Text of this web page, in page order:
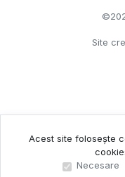
©
Site
Acest site folosește
Necesare